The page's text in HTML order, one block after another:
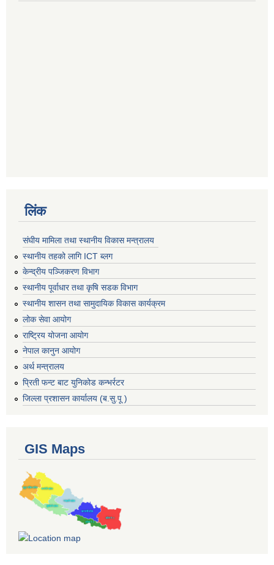
लिंक
संघीय मामिला तथा स्थानीय विकास मन्त्रालय
स्थानीय तहको लागि ICT ब्लग
केन्द्रीय पञ्जिकरण विभाग
स्थानीय पूर्वाधार तथा कृषि सडक विभाग
स्थानीय शासन तथा सामुदायिक विकास कार्यक्रम
लोक सेवा आयोग
राष्ट्रिय योजना आयोग
नेपाल कानुन आयोग
अर्थ मन्त्रालय
प्रिती फन्ट बाट युनिकोड कन्भर्रटर
जिल्ला प्रशासन कार्यालय (ब.सु.पू )
GIS Maps